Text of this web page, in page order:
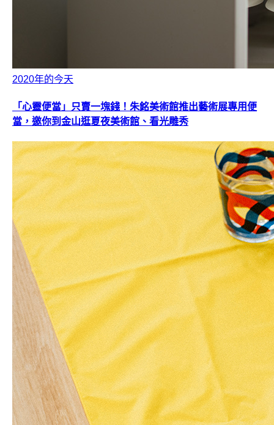
2020年的今天
「心靈便當」只賣一塊錢！朱銘美術館推出藝術展專用便
當，邀你到金山逛夏夜美術館、看光雕秀